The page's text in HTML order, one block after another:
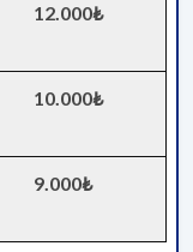
12.000₺
10.000₺
9.000₺